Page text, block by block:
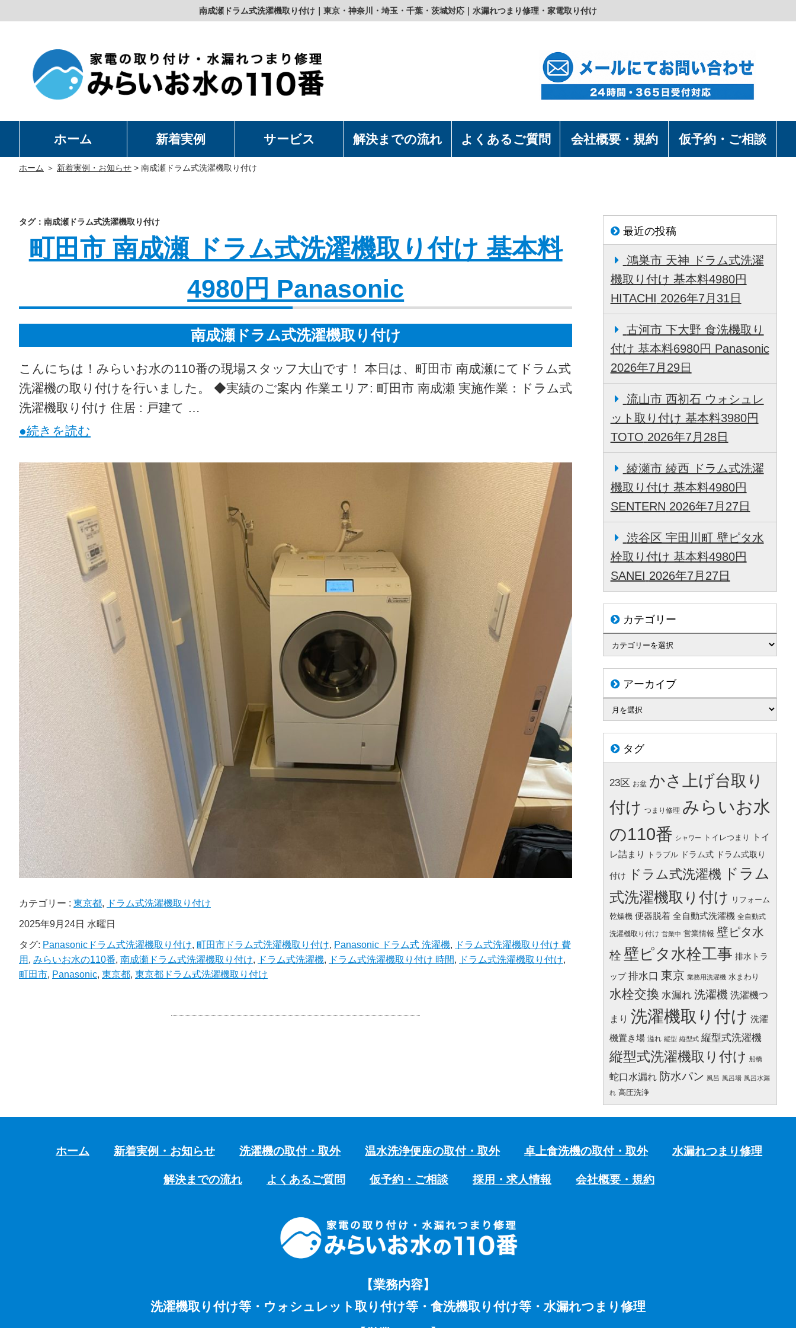
南成瀬ドラム式洗濯機取り付け｜東京・神奈川・埼玉・千葉・茨城対応｜水漏れつまり修理・家電取り付け
ホーム 新着実例 サービス
洗濯機の取付・取外
温水洗浄便座の取付・取外
卓上食洗機の取付・取外
水漏れつまり修理
解決までの流れ よくあるご質問 会社概要・規約 仮予約・ご相談
ホーム ＞ 新着実例・お知らせ > 南成瀬ドラム式洗濯機取り付け
タグ：南成瀬ドラム式洗濯機取り付け
町田市 南成瀬 ドラム式洗濯機取り付け 基本料
4980円 Panasonic
南成瀬ドラム式洗濯機取り付け
こんにちは！みらいお水の110番の現場スタッフ大山です！ 本日は、町田市 南成瀬にてドラム式
洗濯機の取り付けを行いました。 ◆実績のご案内 作業エリア: 町田市 南成瀬 実施作業：ドラム式
洗濯機取り付け 住居 : 戸建て …
●続きを読む
カテゴリー : 東京都, ドラム式洗濯機取り付け
2025年9月24日 水曜日
タグ: Panasonicドラム式洗濯機取り付け, 町田市ドラム式洗濯機取り付け, Panasonic ドラム式 洗濯機, ドラム式洗濯機取り付け 費
用 , みらいお水の110番, 南成瀬ドラム式洗濯機取り付け, ドラム式洗濯機, ドラム式洗濯機取り付け 時間, ドラム式洗濯機取り付け,
町田市, Panasonic, 東京都, 東京都ドラム式洗濯機取り付け
最近の投稿
鴻巣市 天神 ドラム式洗濯
機取り付け 基本料4980円
HITACHI 2026年7月31日
古河市 下大野 食洗機取り
付け 基本料6980円 Panasonic
2026年7月29日
流山市 西初石 ウォシュレ
ット取り付け 基本料3980円
TOTO 2026年7月28日
綾瀬市 綾西 ドラム式洗濯
機取り付け 基本料4980円
SENTERN 2026年7月27日
渋谷区 宇田川町 壁ピタ水
栓取り付け 基本料4980円
SANEI 2026年7月27日
カテゴリー
アーカイブ
タグ
23区 お盆 かさ上げ台取り
付け つまり修理 みらいお水
の110番 シャワー トイレつまり
トイ
レ詰まり
トラブル ドラム式 ドラム式取り
付け ドラム式洗濯機 ドラム
式洗濯機取り付け
リフォーム
乾燥機 便器脱着 全自動式洗濯機 全自動式
洗濯機取り付け 営業中 営業情報 壁ピタ水
栓 壁ピタ水栓工事 排水トラ
ップ 排水口 東京 業務用洗濯機 水まわり
水栓交換 水漏れ 洗濯機 洗濯機つ
まり 洗濯機取り付け 洗濯
機置き場 溢れ 縦型 縦型式 縦型式洗濯機
縦型式洗濯機取り付け 船橋
蛇口水漏れ 防水パン 風呂 風呂場 風呂水漏
れ 高圧洗浄
ホーム 新着実例・お知らせ 洗濯機の取付・取外 温水洗浄便座の取付・取外 卓上食洗機の取付・取外 水漏れつまり修理
解決までの流れ よくあるご質問 仮予約・ご相談 採用・求人情報 会社概要・規約
【業務内容】
洗濯機取り付け等・ウォシュレット取り付け等・食洗機取り付け等・水漏れつまり修理